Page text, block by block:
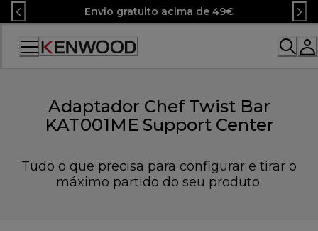
Skip
to
Content
Envio gratuito acima de 49€
Adaptador Chef Twist Bar
KAT001ME Support Center
Tudo o que precisa para configurar e tirar o
máximo partido do seu produto.